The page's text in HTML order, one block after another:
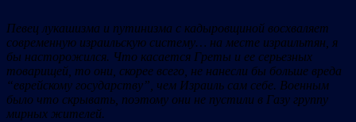
Певец лукашизма и путинизма с кадыровщиной восхваляет
современную израильскую систему… на месте израильтян, я
бы насторожился. Что касается Греты и ее серьезных
товарищей, то они, скорее всего, не нанесли бы больше вреда
“еврейскому государству”, чем Израиль сам себе. Военным
было что скрывать, поэтому они не пустили в Газу группу
мирных жителей.